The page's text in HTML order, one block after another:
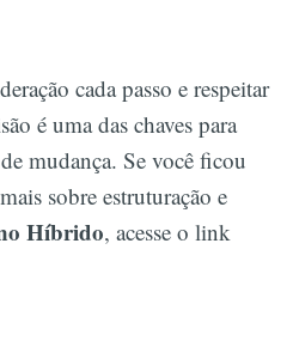
cada passo e respeitar
é uma das chaves para
mudança. Se você ficou
sobre estruturação e
Híbrido, acesse o link